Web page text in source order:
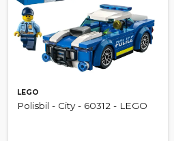
LEGO
Polisbil - City - 60312 - LEGO